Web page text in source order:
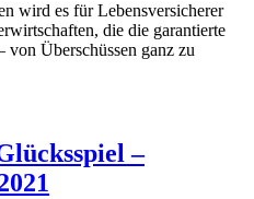
wird es für Lebensversicherer
die die garantierte
von Überschüssen ganz zu
–